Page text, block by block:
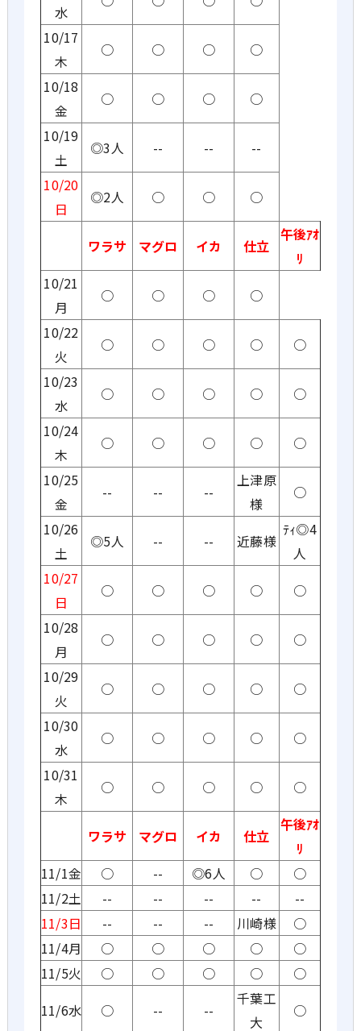
水
10/17
木
○ ○ ○
○
10/18
金
○ ○ ○
○
10/19
土
◎3人 -- --
--
10/20
日
◎2人 ○ ○ ○
ワラサ マグロ イカ 仕立
午後ｱｵ
ﾘ
10/21
月
○ ○ ○
○
10/22
火
○ ○ ○ ○
○
10/23
水
○ ○ ○ ○
○
10/24
木
○ ○ ○ ○
○
10/25
金
-- -- --
上津原
様
○
10/26
土
◎5人 -- -- 近藤様
ﾃｨ◎4
人
10/27
日
○ ○ ○ ○
○
10/28
月
○ ○ ○ ○
○
10/29
火
○ ○ ○ ○
○
10/30
水
○ ○ ○ ○
○
10/31
木
○ ○ ○ ○ ○
ワラサ マグロ イカ 仕立
午後ｱｵ
ﾘ
11/1金
○ -- ◎6人 ○
○
11/2土
-- -- -- --
--
11/3日
-- -- -- 川崎様
○
11/4月
○ ○ ○ ○
○
11/5火
○ ○ ○ ○
○
11/6水
○ -- --
千葉工
大
○